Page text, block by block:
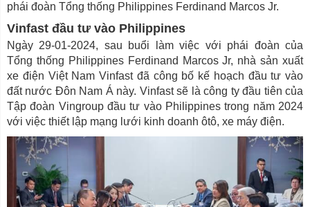
phái đoàn Tổng thống Philippines Ferdinand Marcos Jr.
Vinfast đầu tư vào Philippines
Ngày 29-01-2024, sau buổi làm việc với phái đoàn của
Tổng thống Philippines Ferdinand Marcos Jr, nhà sản xuất
xe điện Việt Nam Vinfast đã công bố kế hoạch đầu tư vào
đất nước Đôn Nam Á này. Vinfast sẽ là công ty đầu tiên của
Tập đoàn Vingroup đầu tư vào Philippines trong năm 2024
với việc thiết lập mạng lưới kinh doanh ôtô, xe máy điện.